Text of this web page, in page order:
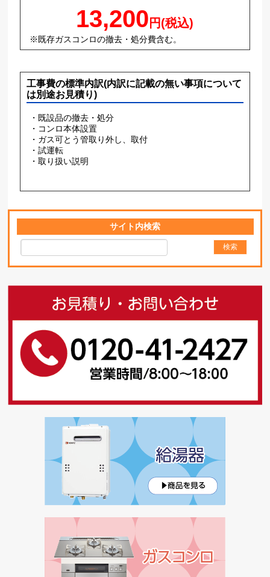
13,200 円(税込)
※既存ガスコンロの撤去・処分費含む。
工事費の標準内訳(内訳に記載の無い事項について
は別途お見積り)
・既設品の撤去・処分
・コンロ本体設置
・ガス可とう管取り外し、取付
・試運転
・取り扱い説明
サイト内検索